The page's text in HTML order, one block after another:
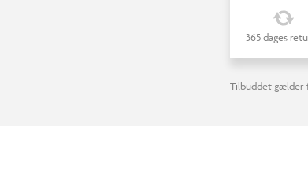
365 dages
Tilbuddet gælder